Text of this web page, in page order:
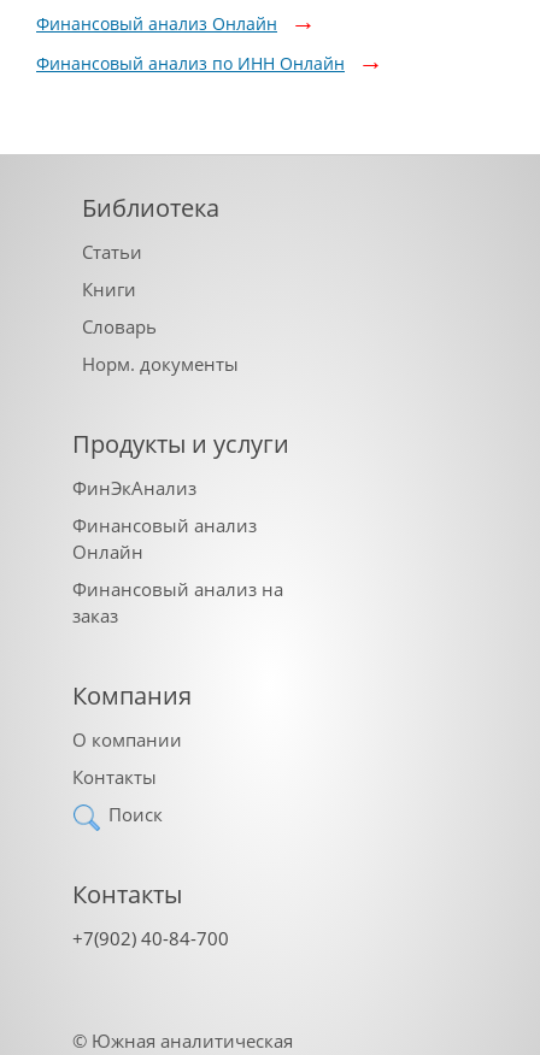
Финансовый анализ Онлайн
Финансовый анализ по ИНН Онлайн
Библиотека
Статьи
Книги
Словарь
Норм. документы
Продукты и услуги
ФинЭкАнализ
Финансовый анализ
Онлайн
Финансовый анализ на
заказ
Компания
О компании
Контакты
Поиск
Контакты
+7(902) 40-84-700
© Южная аналитическая